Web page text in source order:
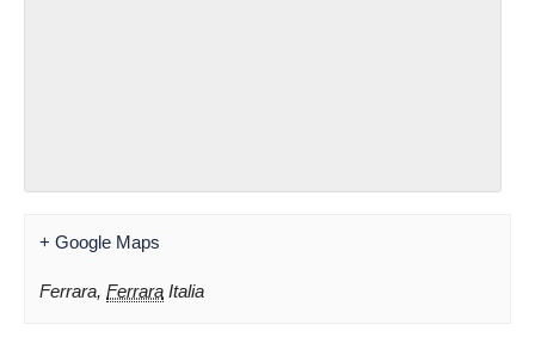
+ Google Maps
Ferrara, Ferrara Italia